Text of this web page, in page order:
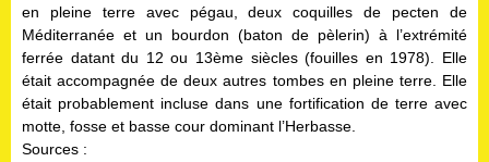
en pleine terre avec pégau, deux coquilles de pecten de
Méditerranée et un bourdon (baton de pèlerin) à l’extrémité
ferrée datant du 12 ou 13ème siècles (fouilles en 1978). Elle
était accompagnée de deux autres tombes en pleine terre. Elle
était probablement incluse dans une fortification de terre avec
motte, fosse et basse cour dominant l’Herbasse.
Sources :